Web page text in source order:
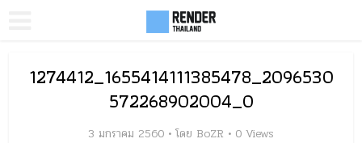
1274412_1655414111385478_2096530
572268902004_O
3 มกราคม 2560 โดย BoZR 0 Views